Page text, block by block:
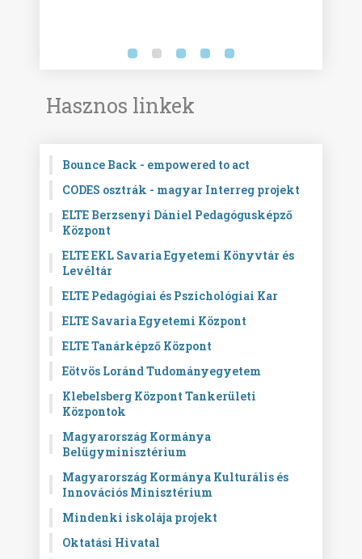
Hasznos linkek
Bounce Back - empowered to act
CODES osztrák - magyar Interreg projekt
ELTE Berzsenyi Dániel Pedagógusképző
Központ
ELTE EKL Savaria Egyetemi Könyvtár és
Levéltár
ELTE Pedagógiai és Pszichológiai Kar
ELTE Savaria Egyetemi Központ
ELTE Tanárképző Központ
Eötvös Loránd Tudományegyetem
Klebelsberg Központ Tankerületi
Központok
Magyarország Kormánya
Belügyminisztérium
Magyarország Kormánya Kulturális és
Innovációs Minisztérium
Mindenki iskolája projekt
Oktatási Hivatal